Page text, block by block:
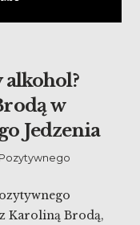
w
Jedzenia
Karoliną Brodą,